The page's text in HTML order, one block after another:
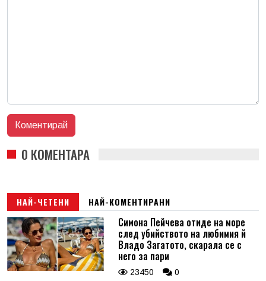
0 КОМЕНТАРА
НАЙ-ЧЕТЕНИ НАЙ-КОМЕНТИРАНИ
Симона Пейчева отиде на море
след убийството на любимия й
Владо Загатото, скарала се с
него за пари
23450 0